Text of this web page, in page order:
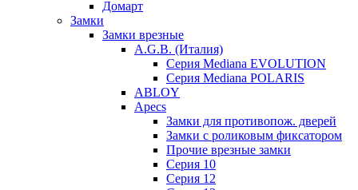
Домарт
Замки
Замки врезные
A.G.B. (Италия)
Серия Mediana EVOLUTION
Серия Mediana POLARIS
ABLOY
Apecs
Замки для противопож. дверей
Замки с роликовым фиксатором
Прочие врезные замки
Серия 10
Серия 12